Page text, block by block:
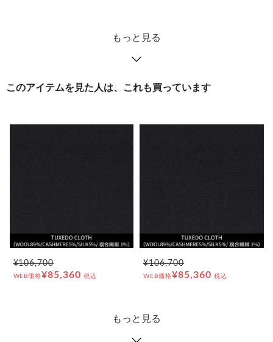
もっと見る
このアイテムを見た人は、これも買っています
¥106,700
WEB価格¥85,360 税込
¥106,700
WEB価格¥85,360 税込
もっと見る